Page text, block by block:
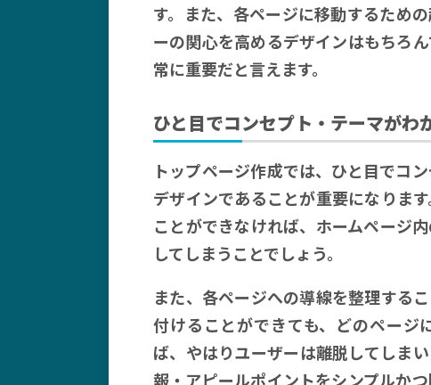
す。また、各ページに移動するため
ーの関心を高めるデザインはもちろ
常に重要だと言えます。
ひと目でコンセプト・テーマがわ
トップページ作成では、ひと目でコ
デザインであることが重要になりま
ことができなければ、ホームページ
してしまうことでしょう。
また、各ページへの導線を整理する
付けることができても、どのページ
ば、やはりユーザーは離脱してしま
報・アピールポイントをシンプルか